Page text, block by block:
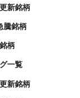
新銘柄
騰銘柄
柄
一覧
新銘柄